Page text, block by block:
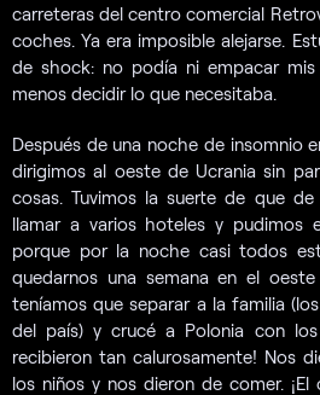
carreteras del centro comercial
coches. Ya era imposible alejarse.
de shock: no podía ni empacar
menos decidir lo que necesitaba.
Después de una noche de insomnio
dirigimos al oeste de Ucrania sin
cosas. Tuvimos la suerte de que
llamar a varios hoteles y pudimos
porque por la noche casi todos
quedarnos una semana en el
teníamos que separar a la familia
del país) y crucé a Polonia con
recibieron tan calurosamente! Nos
los niños y nos dieron de comer.